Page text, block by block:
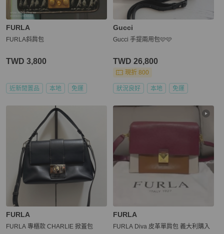
FURLA
FURLA斜肩包
TWD 3,800
近新閒置品 本地 免運
Gucci
Gucci 手提兩用包🩷🩷
TWD 26,800
現折 800
狀況良好 本地 免運
FURLA
FURLA 專櫃款 CHARLIE 掀蓋包
FURLA
FURLA Diva 皮革單肩包 義大利購入